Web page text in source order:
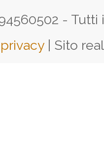
-
| Sito